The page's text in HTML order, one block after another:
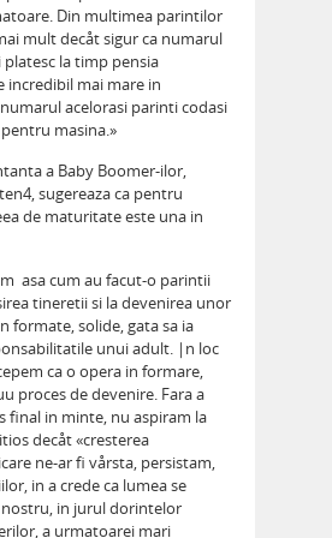
Din multimea parintilor
mult decåt sigur ca numarul
platesc la timp pensia
incredibil mai mare in
acelorasi parinti codasi
masina.»
a Baby Boomer-ilor,
sugereaza ca pentru
de maturitate este una in
 asa cum au facut-o parintii
tineretii si la devenirea unor
formate, solide, gata sa ia
unui adult. |n loc
ca o opera in formare,
proces de devenire. Fara a
final in minte, nu aspiram la
decåt «cresterea
ne-ar fi vårsta, persistam,
in a crede ca lumea se
in jurul dorintelor
a urmatoarei mari